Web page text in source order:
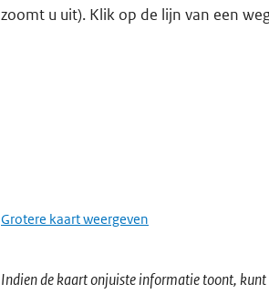
zoomt u uit). Klik op de lijn van een
Grotere kaart weergeven
Indien de kaart onjuiste informatie toont,